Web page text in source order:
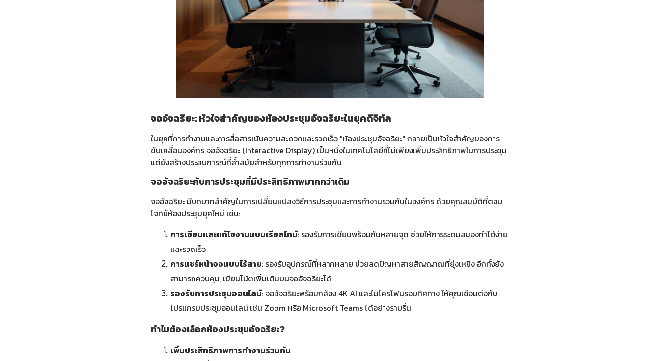
จออัจฉริยะ: หัวใจสำคัญของห้องประชุมอัจฉริยะในยุคดิจิทัล
ในยุคที่การทำงานและการสื่อสารเน้นความสะดวกและรวดเร็ว "ห้องประชุมอัจฉริยะ" กลายเป็นหัวใจสำคัญของการ
ขับเคลื่อนองค์กร จออัจฉริยะ (Interactive Display) เป็นหนึ่งในเทคโนโลยีที่ไม่เพียงเพิ่มประสิทธิภาพในการประชุม
แต่ยังสร้างประสบการณ์ที่ล้ำสมัยสำหรับทุกการทำงานร่วมกัน
จออัจฉริยะกับการประชุมที่มีประสิทธิภาพมากกว่าเดิม
จออัจฉริยะ มีบทบาทสำคัญในการเปลี่ยนแปลงวิธีการประชุมและการทำงานร่วมกันในองค์กร ด้วยคุณสมบัติที่ตอบ
โจทย์ห้องประชุมยุคใหม่ เช่น:
การเขียนและแก้ไขงานแบบเรียลไทม์: รองรับการเขียนพร้อมกันหลายจุด ช่วยให้การระดมสมองทำได้ง่าย
และรวดเร็ว
การแชร์หน้าจอแบบไร้สาย: รองรับอุปกรณ์ที่หลากหลาย ช่วยลดปัญหาสายสัญญาณที่ยุ่งเหยิง อีกทั้งยัง
สามารถควบคุม, เขียนโน้ตเพิ่มเติมบนจออัจฉริยะได้
รองรับการประชุมออนไลน์: จออัจฉริยะพร้อมกล้อง 4K AI และไมโครโฟนรอบทิศทาง ให้คุณเชื่อมต่อกับ
โปรแกรมประชุมออนไลน์ เช่น Zoom หรือ Microsoft Teams ได้อย่างราบรื่น
ทำไมต้องเลือกห้องประชุมอัจฉริยะ?
เพิ่มประสิทธิภาพการทำงานร่วมกัน